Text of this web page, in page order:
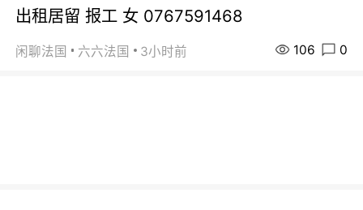
出租居留 报工 女 0767591468
闲聊法国 六六法国 3小时前 106 0